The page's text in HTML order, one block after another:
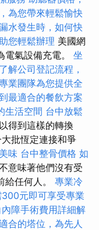
為您帶來輕鬆愉快
水發生時，如何快
您輕鬆辦理 美國網
氣設備充電。 坐
了解公司登記流程，
業團隊為您提供全
最適合的餐飲方案
生活空間 台中放鬆
得到這樣的轉換
批恆定連接和爭
味 台中整骨價格 如
意味著他們沒有受
給任何人。 專業冷
元即可享受專業
內障手術費用詳細解
合的塔位，為先人